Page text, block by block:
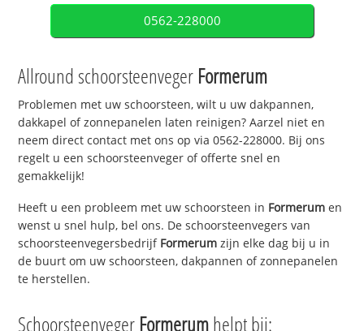
0562-228000
Allround schoorsteenveger Formerum
Problemen met uw schoorsteen, wilt u uw dakpannen,
dakkapel of zonnepanelen laten reinigen? Aarzel niet en
neem direct contact met ons op via 0562-228000. Bij ons
regelt u een schoorsteenveger of offerte snel en
gemakkelijk!
Heeft u een probleem met uw schoorsteen in Formerum en
wenst u snel hulp, bel ons. De schoorsteenvegers van
schoorsteenvegersbedrijf Formerum zijn elke dag bij u in
de buurt om uw schoorsteen, dakpannen of zonnepanelen
te herstellen.
Schoorsteenveger Formerumhelpt bij: